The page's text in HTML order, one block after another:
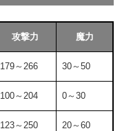
攻撃力 魔力
179～266 30～50
100～204 0～30
123～250 20～60